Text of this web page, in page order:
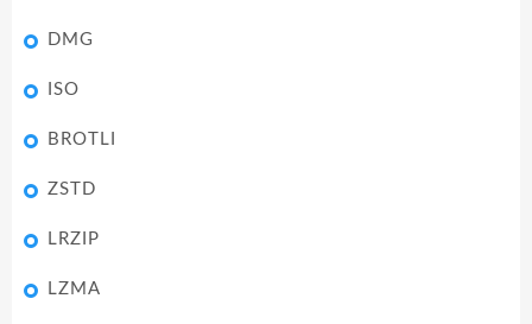
DMG
ISO
BROTLI
ZSTD
LRZIP
LZMA